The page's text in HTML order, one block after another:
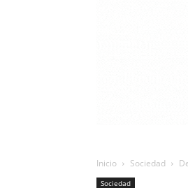
Inicio Sociedad
Sociedad